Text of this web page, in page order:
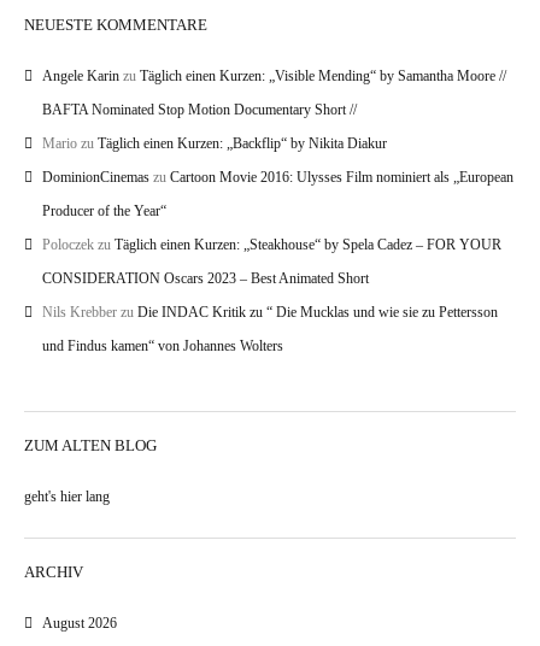
NEUESTE KOMMENTARE
Angele Karin zu Täglich einen Kurzen: „Visible Mending“ by Samantha Moore //
BAFTA Nominated Stop Motion Documentary Short //
Mario zu Täglich einen Kurzen: „Backflip“ by Nikita Diakur
DominionCinemas zu Cartoon Movie 2016: Ulysses Film nominiert als „European
Producer of the Year“
Poloczek zu Täglich einen Kurzen: „Steakhouse“ by Spela Cadez – FOR YOUR
CONSIDERATION Oscars 2023 – Best Animated Short
Nils Krebber zu Die INDAC Kritik zu “ Die Mucklas und wie sie zu Pettersson
und Findus kamen“ von Johannes Wolters
ZUM ALTEN BLOG
geht's hier lang
ARCHIV
August 2026